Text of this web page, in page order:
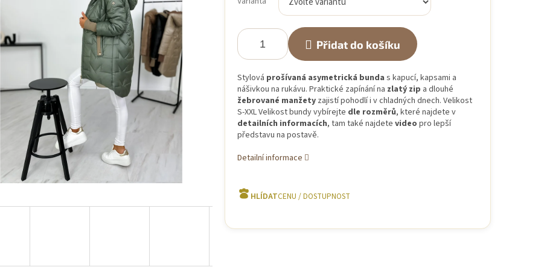
Přidat do košíku
Stylová prošívaná asymetrická bunda s kapucí, kapsami a
nášivkou na rukávu. Praktické zapínání na zlatý zip a dlouhé
žebrované manžetyzajistí pohodlí i v chladných dnech. Velikost
S-XXL Velikost bundy vybírejte dle rozměrů, které najdete v
detailních informacích, tam také najdete video pro lepší
představu na postavě.
Detailní informace
HLÍDAT